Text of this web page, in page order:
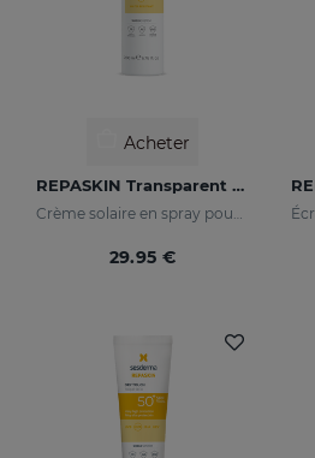
Acheter
REPASKIN Transparent Spray SPF50
29.95 €